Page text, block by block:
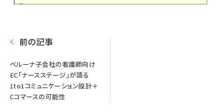
前の記事
ベルーナ子会社の看護師向け
EC「ナースステージ」が語る
1to1コミュニケーション設計＋
Cコマースの可能性